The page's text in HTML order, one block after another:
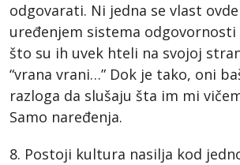
odgovarati. Ni jedna se vlast
uređenjem sistema
što su ih uvek hteli na svojoj
“vrana vrani…” Dok je tako, oni
razloga da slušaju šta im mi
Samo naređenja.
8. Postoji kultura nasilja kod